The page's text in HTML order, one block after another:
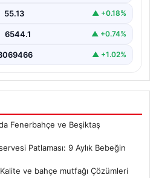
55.13 ▲ +0.18%
6544.1 ▲ +0.74%
▲ +1.02%
Fenerbahçe ve Beşiktaş
Patlaması: 9 Aylık Bebeğin
ve bahçe mutfağı Çözümleri